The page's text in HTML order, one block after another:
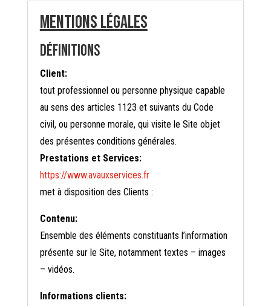
Mentions légales
Définitions
Client:
tout professionnel ou personne physique capable
au sens des articles 1123 et suivants du Code
civil, ou personne morale, qui visite le Site objet
des présentes conditions générales.
Prestations et Services:
https://www.avauxservices.fr
met à disposition des Clients :
Contenu:
Ensemble des éléments constituants l’information
présente sur le Site, notamment textes – images
– vidéos.
Informations clients: